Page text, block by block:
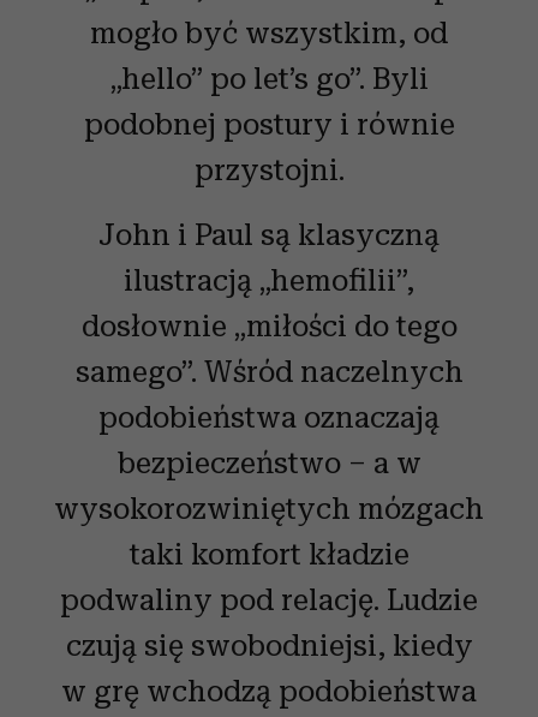
mogło być wszystkim, od
„hello” po let’s go”. Byli
podobnej postury i równie
przystojni.
John i Paul są klasyczną
ilustracją „hemofilii”,
dosłownie „miłości do tego
samego”. Wśród naczelnych
podobieństwa oznaczają
bezpieczeństwo – a w
wysokorozwiniętych mózgach
taki komfort kładzie
podwaliny pod relację. Ludzie
czują się swobodniejsi, kiedy
w grę wchodzą podobieństwa